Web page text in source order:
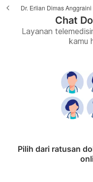
Dr. Erlian Dimas Anggraini
Chat
Layanan
kamu
Pilih dari ratusan